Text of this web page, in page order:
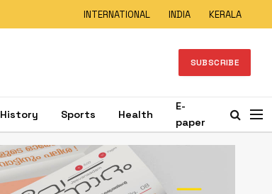
INTERNATIONAL INDIA KERALA
SUBSCRIBE
History Sports Health
E-
paper